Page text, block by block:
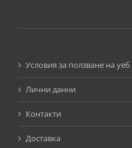
Условия за ползване на уеб
Лични данни
Контакти
Доставка